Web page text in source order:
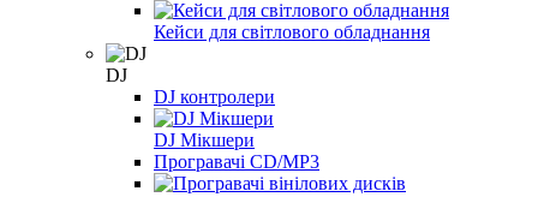
Кейси для світлового обладнання
DJ
DJ контролери
DJ Мікшери
Програвачі CD/MP3